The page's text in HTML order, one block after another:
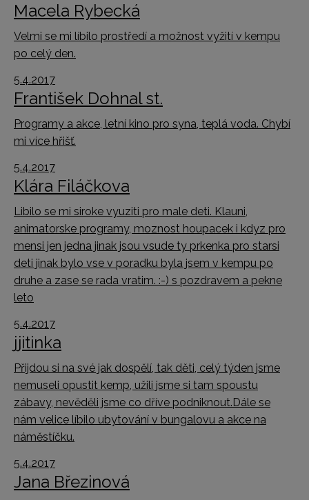
Macela Rybecká
Velmi se mi líbilo prostředí a možnost vyžití v kempu
po celý den.
5.4.2017
František Dohnal st.
Programy a akce, letní kino pro syna, teplá voda. Chybí
mi více hřišť.
5.4.2017
Klára Filáčkova
Libilo se mi siroke vyuziti pro male deti. Klauni,
animatorske programy, moznost houpacek i kdyz pro
mensi jen jedna jinak jsou vsude ty prkenka pro starsi
deti jinak bylo vse v poradku byla jsem v kempu po
druhe a zase se rada vratim. :-) s pozdravem a pekne
leto
5.4.2017
jjitinka
Přijdou si na své jak dospělí, tak děti, celý týden jsme
nemuseli opustit kemp, užili jsme si tam spoustu
zábavy, nevěděli jsme co dříve podniknout.Dále se
nám velice líbilo ubytování v bungalovu a akce na
náměstíčku.
5.4.2017
Jana Březinová